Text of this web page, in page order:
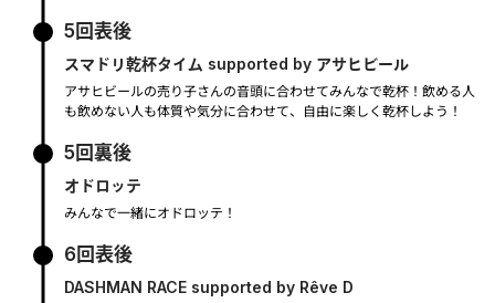
5回表後
スマドリ乾杯タイム supported by アサヒビール
アサヒビールの売り子さんの音頭に合わせてみんなで乾杯！飲める人
も飲めない人も体質や気分に合わせて、自由に楽しく乾杯しよう！
5回裏後
オドロッテ
みんなで一緒にオドロッテ！
6回表後
DASHMAN RACE supported by Rêve D